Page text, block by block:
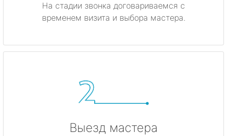
На стадии звонка договариваемся с
временем визита и выбора мастера.
Выезд мастера